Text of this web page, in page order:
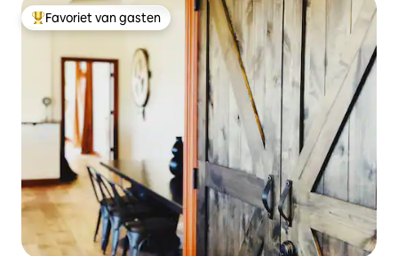
Topfavoriet van gasten
Favoriet van gasten